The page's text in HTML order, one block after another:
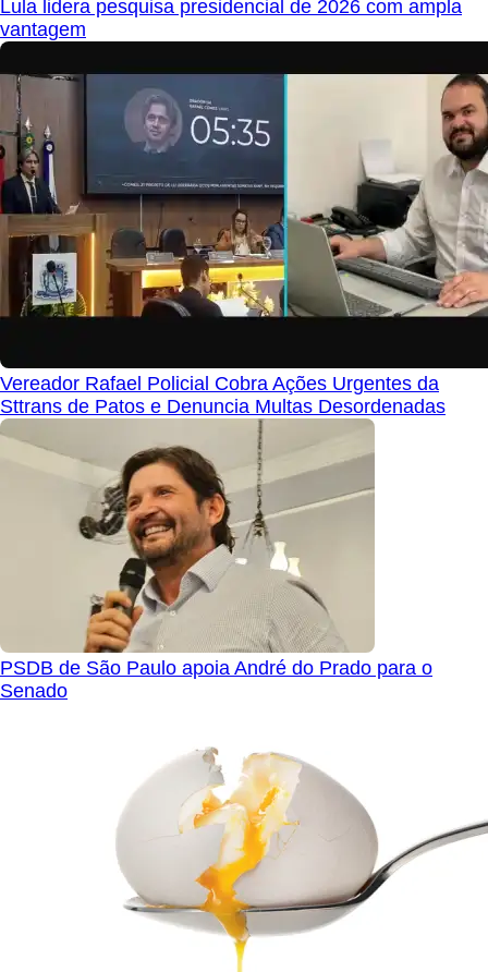
Lula lidera pesquisa presidencial de 2026 com ampla
vantagem
Vereador Rafael Policial Cobra Ações Urgentes da
Sttrans de Patos e Denuncia Multas Desordenadas
PSDB de São Paulo apoia André do Prado para o
Senado